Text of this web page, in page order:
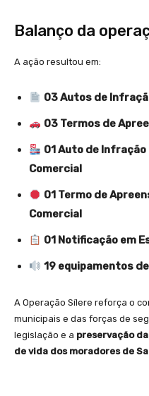
Balanço da
A ação resultou em:
03 Autos de
03 Termos de
01 Auto de
Comercial
01 Termo de
Comercial
01 Notificação em
19 equipamentos
A Operação Sílere reforça o
municipais e das forças de
legislação e a preservação
de vida dos moradores de